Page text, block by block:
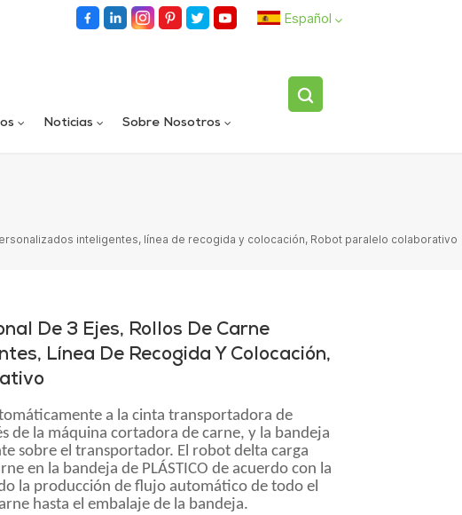
Español
Noticias Sobre Nosotros
inteligentes, línea de recogida y colocación, Robot paralelo colaborativo
De 3 Ejes, Rollos De Carne
Línea De Recogida Y Colocación,
a la cinta transportadora de
de la máquina cortadora de carne, y la bandeja
sobre el transportador. El robot delta carga
en la bandeja de PLÁSTICO de acuerdo con la
la producción de flujo automático de todo el
hasta el embalaje de la bandeja.